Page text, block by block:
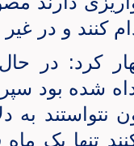
کنند و در
کرد: در
شده بود
نتواستند به
تنها یک